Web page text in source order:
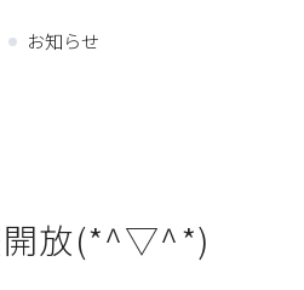
お知らせ
開放(*^▽^*)